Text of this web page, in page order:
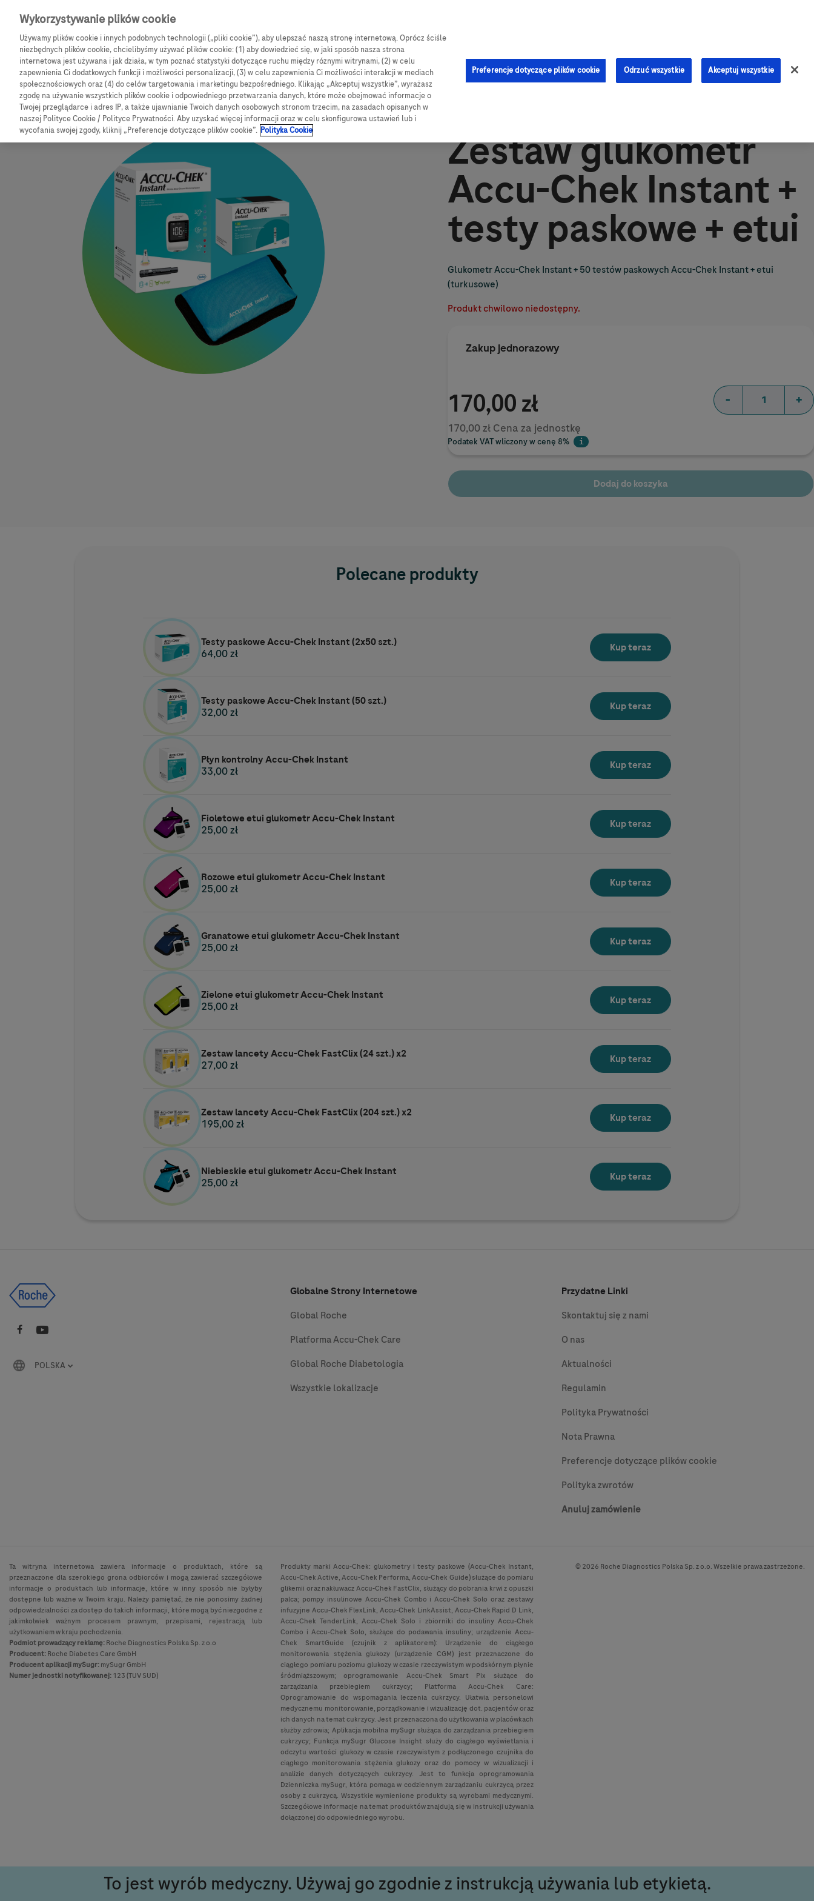
Skip to main content
CGM Produkty Blog Obsługa i pomoc Kontakt
e-Sklep Zestawy Zestaw glukometr Accu-Chek Instant + testy paskowe + etui
Zestaw glukometr
Accu-Chek Instant +
testy paskowe + etui
Glukometr Accu-Chek Instant + 50 testów paskowych Accu-Chek Instant + etui
(turkusowe)
Produkt chwilowo niedostępny.
Zakup jednorazowy
170,00 zł
170,00 zł Cena za jednostkę
- +
Podatek VAT wliczony w cenę 8%
i
Dodaj do koszyka
Polecane produkty
Testy paskowe Accu-Chek Instant (2x50 szt.)
64,00 zł Kup teraz
Testy paskowe Accu-Chek Instant (50 szt.)
32,00 zł Kup teraz
Płyn kontrolny Accu-Chek Instant
33,00 zł Kup teraz
Fioletowe etui glukometr Accu-Chek Instant
25,00 zł Kup teraz
Rozowe etui glukometr Accu-Chek Instant
25,00 zł Kup teraz
Granatowe etui glukometr Accu-Chek Instant
25,00 zł Kup teraz
Zielone etui glukometr Accu-Chek Instant
25,00 zł Kup teraz
Zestaw lancety Accu-Chek FastClix (24 szt.) x2
27,00 zł Kup teraz
Zestaw lancety Accu-Chek FastClix (204 szt.) x2
195,00 zł Kup teraz
Niebieskie etui glukometr Accu-Chek Instant
25,00 zł Kup teraz
POLSKA
Globalne Strony Internetowe
Global Roche
Platforma Accu-Chek Care
Global Roche Diabetologia
Wszystkie lokalizacje
Przydatne Linki
Skontaktuj się z nami
O nas
Aktualności
Regulamin
Polityka Prywatności
Nota Prawna
Preferencje dotyczące plików cookie
Polityka zwrotów
Anuluj zamówienie
Ta witryna internetowa zawiera informacje o produktach, które są
przeznaczone dla szerokiego grona odbiorców i mogą zawierać szczegółowe
informacje o produktach lub informacje, które w inny sposób nie byłyby
dostępne lub ważne w Twoim kraju. Należy pamiętać, że nie ponosimy żadnej
odpowiedzialności za dostęp do takich informacji, które mogą być niezgodne z
jakimkolwiek ważnym procesem prawnym, przepisami, rejestracją lub
użytkowaniem w kraju pochodzenia.
Podmiot prowadzący reklamę:Roche Diagnostics Polska Sp. z o.o
Producent:Roche Diabetes Care GmbH
Producent aplikacji mySugr:mySugr GmbH
Numer jednostki notyfikowanej:123 (TUV SUD)
Produkty marki Accu-Chek: glukometry i testy paskowe (Accu-Chek Instant,
Accu-Chek Active, Accu-Chek Performa, Accu-Chek Guide) służące do pomiaru
glikemii oraz nakłuwacz Accu-Chek FastClix, służący do pobrania krwi z opuszki
palca; pompy insulinowe Accu-Chek Combo i Accu-Chek Solo oraz zestawy
infuzyjne Accu-Chek FlexLink, Accu-Chek LinkAssist, Accu-Chek Rapid D Link,
Accu-Chek TenderLink, Accu-Chek Solo i zbiorniki do insuliny Accu-Chek
Combo i Accu-Chek Solo, służące do podawania insuliny; urządzenie Accu-
Chek SmartGuide (czujnik z aplikatorem): Urządzenie do ciągłego
monitorowania stężenia glukozy (urządzenie CGM) jest przeznaczone do
ciągłego pomiaru poziomu glukozy w czasie rzeczywistym w podskórnym płynie
śródmiąższowym; oprogramowanie Accu-Chek Smart Pix służące do
zarządzania przebiegiem cukrzycy; Platforma Accu-Chek Care:
Oprogramowanie do wspomagania leczenia cukrzycy. Ułatwia personelowi
medycznemu monitorowanie, porządkowanie i wizualizację dot. pacjentów oraz
ich danych na temat cukrzycy. Jest przeznaczona do użytkowania w placówkach
służby zdrowia; Aplikacja mobilna mySugr służąca do zarządzania przebiegiem
cukrzycy; Funkcja mySugr Glucose Insight służy do ciągłego wyświetlania i
odczytu wartości glukozy w czasie rzeczywistym z podłączonego czujnika do
ciągłego monitorowania stężenia glukozy oraz do pomocy w wizualizacji i
analizie danych dotyczących cukrzycy. Jest to funkcja oprogramowania
Dzienniczka mySugr, która pomaga w codziennym zarządzaniu cukrzycą przez
osoby z cukrzycą. Wszystkie wymienione produkty są wyrobami medycznymi.
Szczegółowe informacje na temat produktów znajdują się w instrukcji używania
dołączonej do odpowiedniego wyrobu.
© 2026 Roche Diagnostics Polska Sp. z o.o. Wszelkie prawa zastrzeżone.
To jest wyrób medyczny. Używaj go zgodnie z instrukcją używania lub etykietą.
Wykorzystywanie plików cookie
Używamy plików cookie i innych podobnych technologii („pliki cookie”), aby ulepszać naszą stronę internetową. Oprócz ściśle
niezbędnych plików cookie, chcielibyśmy używać plików cookie: (1) aby dowiedzieć się, w jaki sposób nasza strona
internetowa jest używana i jak działa, w tym poznać statystyki dotyczące ruchu między róznymi witrynami, (2) w celu
zapewnienia Ci dodatkowych funkcji i możliwości personalizacji, (3) w celu zapewnienia Ci możliwości interakcji w mediach
społecznościowych oraz (4) do celów targetowania i marketingu bezpośredniego. Klikając „Akceptuj wszystkie”, wyrażasz
zgodę na używanie wszystkich plików cookie i odpowiedniego przetwarzania danych, które może obejmować informacje o
Twojej przeglądarce i adres IP, a także ujawnianie Twoich danych osobowych stronom trzecim, na zasadach opisanych w
naszej Polityce Cookie / Polityce Prywatności. Aby uzyskać więcej informacji oraz w celu skonfigurowa ustawień lub i
wycofania swojej zgody, kliknij „Preferencje dotyczące plików cookie”. Polityka Cookie
Preferencje dotyczące plików cookie Odrzuć wszystkie Akceptuj wszystkie